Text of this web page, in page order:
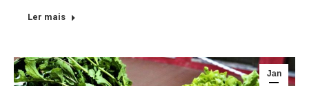
Ler mais
Jan